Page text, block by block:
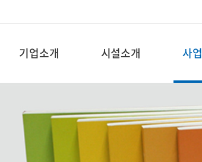
기업소개 시설소개 사